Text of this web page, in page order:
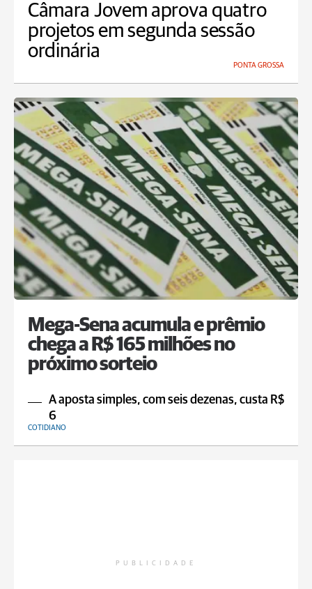
Câmara Jovem aprova quatro
projetos em segunda sessão
ordinária
PONTA GROSSA
Mega-Sena acumula e prêmio
chega a R$ 165 milhões no
próximo sorteio
A aposta simples, com seis dezenas, custa R$
6
COTIDIANO
PUBLICIDADE